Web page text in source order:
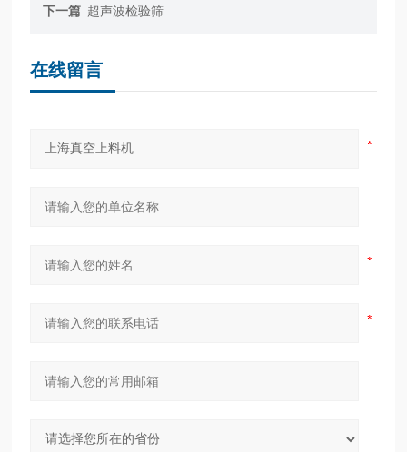
下一篇 超声波检验筛
在线留言